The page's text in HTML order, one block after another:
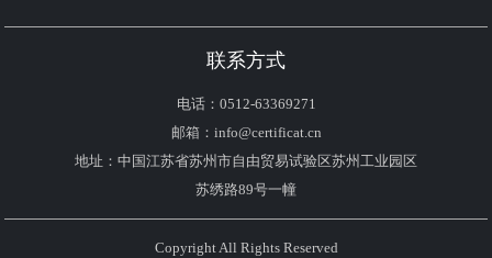
联系方式
电话：0512-63369271
邮箱：info@certificat.cn
地址：中国江苏省苏州市自由贸易试验区苏州工业园区
苏绣路89号一幢
Copyright All Rights Reserved